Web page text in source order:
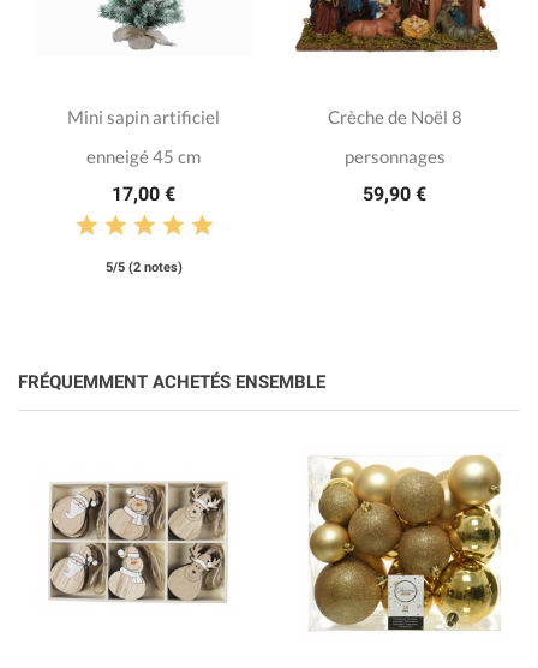
Mini sapin artificiel
enneigé 45 cm
17,00 €
5/5 (2 notes)
Crèche de Noël 8
personnages
59,90 €
FRÉQUEMMENT ACHETÉS ENSEMBLE